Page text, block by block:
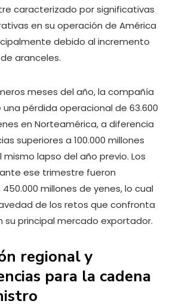
caracterizado por significativas
en su operación de América
debido al incremento
aranceles.
meses del año, la compañía
pérdida operacional de 63.600
en Norteamérica, a diferencia
superiores a 100.000 millones
lapso del año previo. Los
ese trimestre fueron
millones de yenes, lo cual
de los retos que confronta
su principal mercado exportador.
regional y
para la cadena